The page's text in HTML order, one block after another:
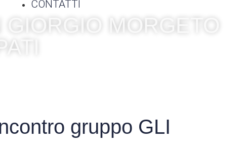
CONTATTI
GIORGIO MORGETO
gruppo GLI